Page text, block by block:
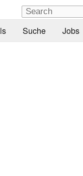
Suche Jobs